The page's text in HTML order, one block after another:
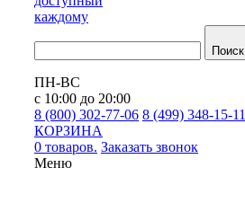
каждому
Поиск
ПН-ВС
с 10:00 до 20:00
8 (800) 302-77-06 8 (499) 348-15-11
КОРЗИНА
0 товаров. Заказать звонок
Меню